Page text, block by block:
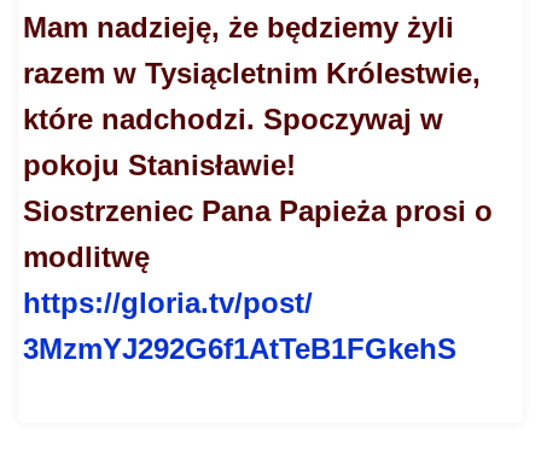
Mam nadzieję, że będziemy żyli
razem w Tysiącletnim Królestwie,
które nadchodzi. Spoczywaj w
pokoju Stanisławie!
Siostrzeniec Pana Papieża prosi o
modlitwę
https://gloria.tv/post/
3MzmYJ292G6f1AtTeB1FGkehS